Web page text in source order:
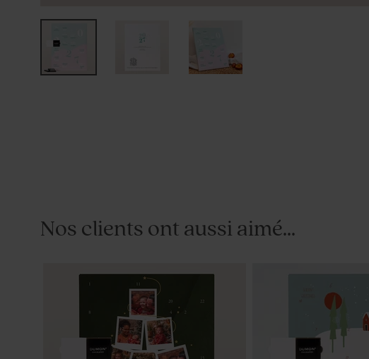
Nos clients ont aussi aimé...